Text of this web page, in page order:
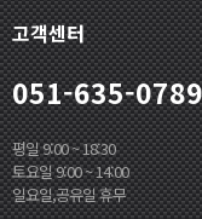
고객센터
051-635-0789
평일 9:00 ~ 18:30
토요일 9:00 ~ 14:00
일요일,공유일 휴무